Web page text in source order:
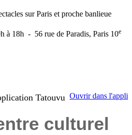
sur Paris et proche banlieue
à 18h - 56 rue de Paradis, Paris 10e
Ouvrir dans l'appli
Tatouvu
culturel